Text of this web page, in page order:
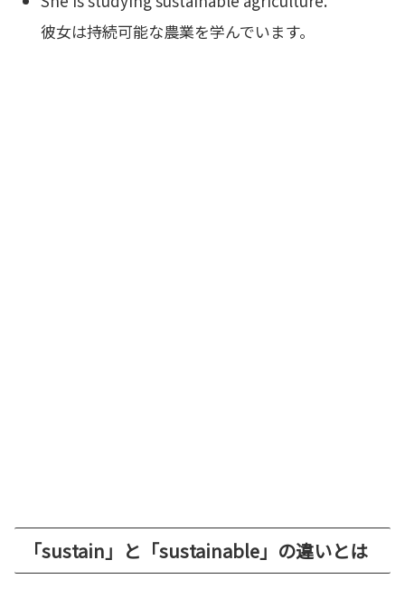
彼女は持続可能な農業を学んでいます。
「sustain」と「sustainable」の違いとは